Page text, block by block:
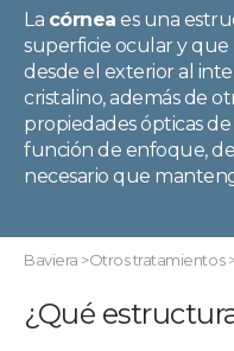
La córnea es una
superficie ocular y
desde el exterior al
cristalino, además de
propiedades ópticas
función de enfoque,
necesario que
Baviera >Otros tratamientos
¿Qué